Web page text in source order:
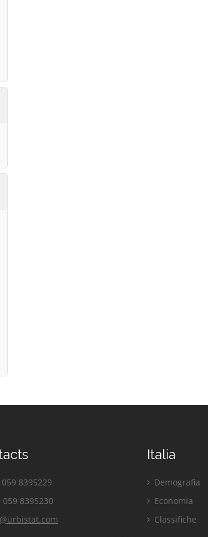
059 8395229
059 8395230
Italia
Demografia
Economia
Classifiche